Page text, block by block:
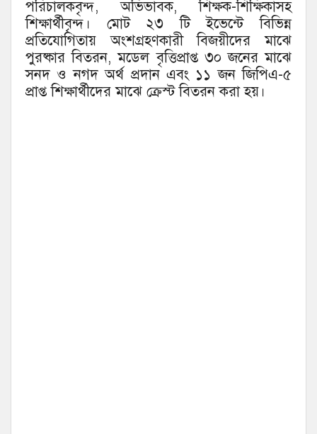
পরিচালকবৃন্দ, অভিভাবক, শিক্ষক-শিক্ষিকাসহ
শিক্ষার্থীবৃন্দ। মোট ২৩ টি ইভেন্টে বিভিন্ন
প্রতিযোগিতায় অংশগ্রহণকারী বিজয়ীদের মাঝে
পুরষ্কার বিতরন, মডেল বৃত্তিপ্রাপ্ত ৩০ জনের মাঝে
সনদ ও নগদ অর্থ প্রদান এবং ১১ জন জিপিএ-৫
প্রাপ্ত শিক্ষার্থীদের মাঝে ক্রেস্ট বিতরন করা হয়।